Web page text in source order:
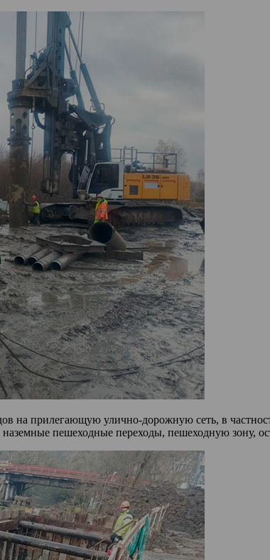
на прилегающую улично-дорожную сеть, в
пешеходные переходы, пешеходную зону,